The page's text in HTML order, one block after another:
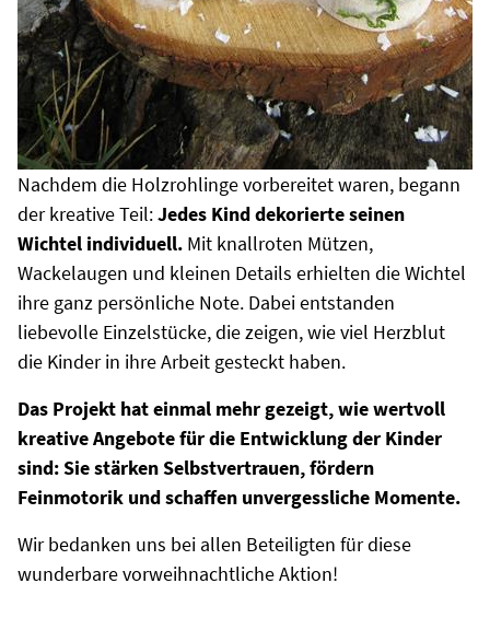
Nachdem die Holzrohlinge vorbereitet waren, begann
der kreative Teil:Jedes Kind dekorierte seinen
Wichtel individuell. Mit knallroten Mützen,
Wackelaugen und kleinen Details erhielten die Wichtel
ihre ganz persönliche Note. Dabei entstanden
liebevolle Einzelstücke, die zeigen, wie viel Herzblut
die Kinder in ihre Arbeit gesteckt haben.
Das Projekt hat einmal mehr gezeigt, wie wertvoll
kreative Angebote für die Entwicklung der Kinder
sind: Sie stärken Selbstvertrauen, fördern
Feinmotorik und schaffen unvergessliche Momente.
Wir bedanken uns bei allen Beteiligten für diese
wunderbare vorweihnachtliche Aktion!